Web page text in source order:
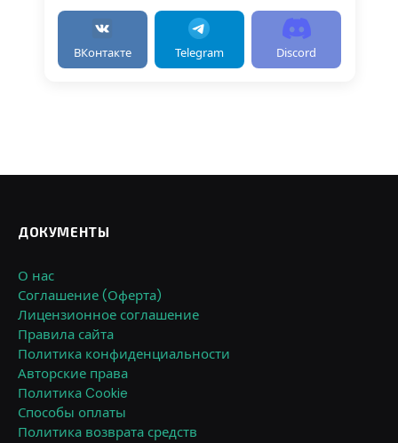
ВКонтакте Telegram Discord
ДОКУМЕНТЫ
О нас
Соглашение (Оферта)
Лицензионное соглашение
Правила сайта
Политика конфиденциальности
Авторские права
Политика Cookie
Способы оплаты
Политика возврата средств